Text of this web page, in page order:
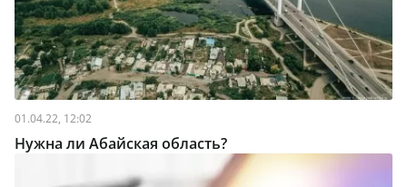
01.04.22, 12:02
Нужна ли Абайская область?